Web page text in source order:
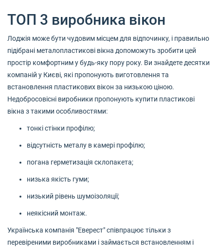
ТОП 3 виробника вікон
Лоджія може бути чудовим місцем для відпочинку, і правильно
підібрані металопластикові вікна допоможуть зробити цей
простір комфортним у будь-яку пору року. Ви знайдете десятки
компаній у Києві, які пропонують виготовлення та
встановлення пластикових вікон за низькою ціною.
Недобросовісні виробники пропонують купити пластикові
вікна з такими особливостями:
тонкі стінки профілю;
відсутність металу в камері профілю;
погана герметизація склопакета;
низька якість гуми;
низький рівень шумоізоляції;
неякісний монтаж.
Українська компанія "Еверест" співпрацює тільки з
перевіреними виробниками і займається встановленням і